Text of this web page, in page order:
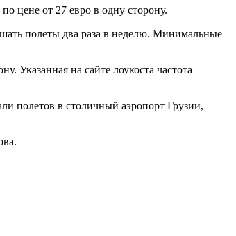
цене от 27 евро в одну сторону.
полеты два раза в неделю. Минимальные
Указанная на сайте лоукоста частота
полетов в столичный аэропорт Грузии,